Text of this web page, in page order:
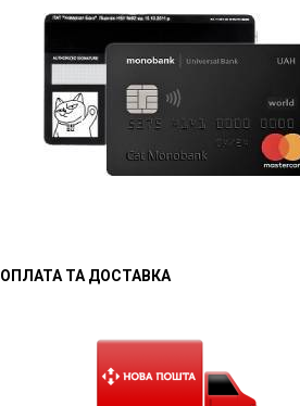
ОПЛАТА ТА ДОСТАВКА